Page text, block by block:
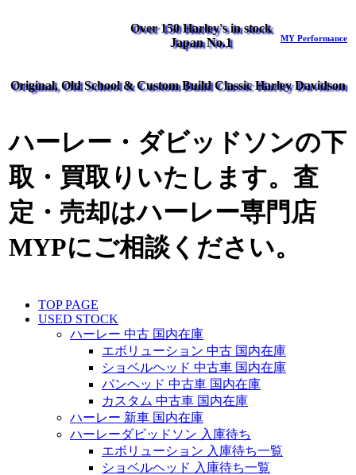
Over 150 Harley's in stock
Japan No.1
MY Performance
Original, Old School & Custom Build Classic Harley Davidson
ハーレー・ダビッドソンの下
取・買取りいたします。査
定・売却はハーレー専門店
MYPにご相談ください。
TOP PAGE
USED STOCK
ハーレー 中古 国内在庫
エボリューション 中古 国内在庫
ショベルヘッド 中古車 国内在庫
パンヘッド 中古車 国内在庫
カスタム 中古車 国内在庫
ハーレー 新車 国内在庫
ハーレーダビッドソン 入庫待ち
エボリューション 入庫待ち一覧
ショベルヘッド 入庫待ち一覧